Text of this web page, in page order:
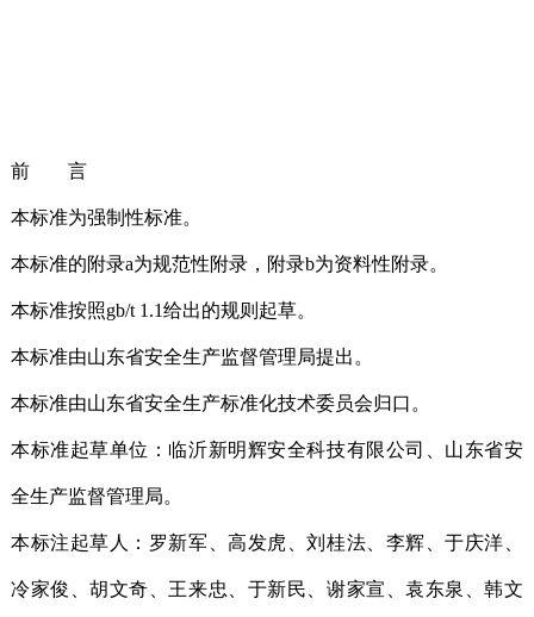
前 言
本标准为强制性标准。
本标准的附录a为规范性附录，附录b为资料性附录。
本标准按照gb/t 1.1给出的规则起草。
本标准由山东省安全生产监督管理局提出。
本标准由山东省安全生产标准化技术委员会归口。
本标准起草单位：临沂新明辉安全科技有限公司、山东省安
全生产监督管理局。
本标注起草人：罗新军、高发虎、刘桂法、李辉、于庆洋、
冷家俊、胡文奇、王来忠、于新民、谢家宣、袁东泉、韩文